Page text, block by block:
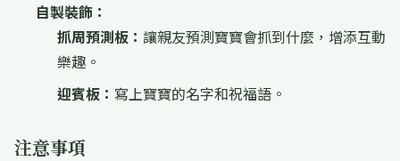
自製裝飾：
抓周預測板： 讓親友預測寶寶會抓到什麼，增添互動
樂趣。
迎賓板： 寫上寶寶的名字和祝福語。
注意事項